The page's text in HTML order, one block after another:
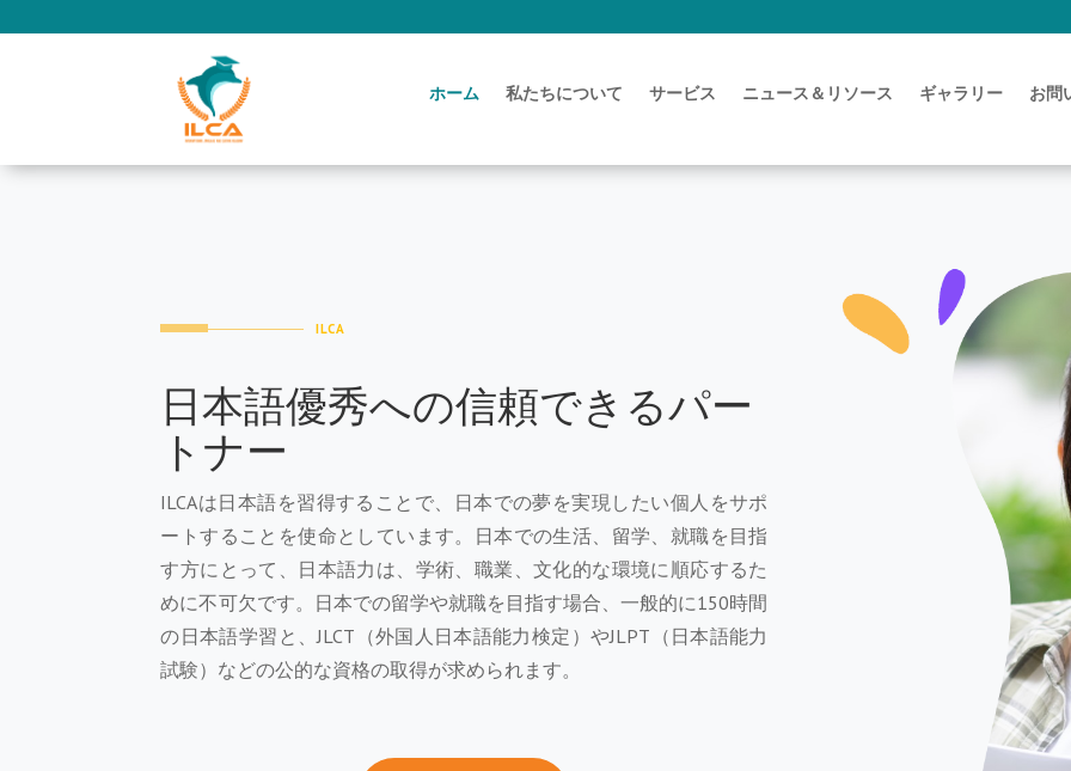
ホーム 私たちについて サービス ニュース＆リソース ギャラリー お問
ILCA
日本語優秀への信頼できるパー
トナー
ILCAは日本語を習得することで、日本での夢を実現したい個人をサポ
ートすることを使命としています。日本での生活、留学、就職を目指
す方にとって、日本語力は、学術、職業、文化的な環境に順応するた
めに不可欠です。日本での留学や就職を目指す場合、一般的に150時間
の日本語学習と、JLCT（外国人日本語能力検定）やJLPT（日本語能力
試験）などの公的な資格の取得が求められます。